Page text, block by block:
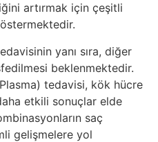
artırmak için çeşitli
yanı sıra, diğer
beklenmektedir.
tedavisi, kök hücre
etkili sonuçlar elde
saç
gelişmelere yol